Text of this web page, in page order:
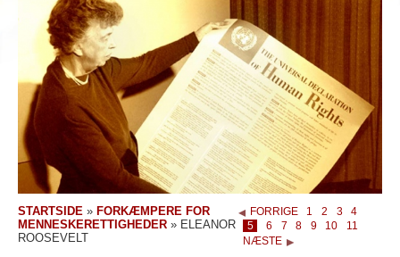
Proklamationer og anerkendelser
Støtteerklæringer
Programmer for undervisere
Implementering af programmet
Grupper
Konkurrencer
Krænkelser af menneskerettighederne
Kontakt
STARTSIDE » FORKÆMPERE FOR
MENNESKERETTIGHEDER » ELEANOR
ROOSEVELT
FORRIGE 1 2 3
4
5
6 7 8 9 10
11
NÆSTE